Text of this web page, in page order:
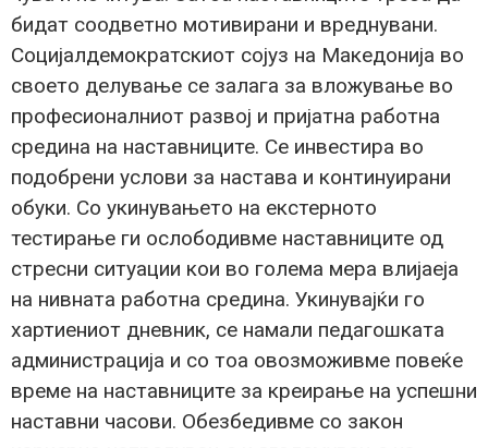
бидат соодветно мотивирани и вреднувани.
Социјалдемократскиот сојуз на Македонија во
своето делување се залага за вложување во
професионалниот развој и пријатна работна
средина на наставниците. Се инвестира во
подобрени услови за настава и континуирани
обуки. Со укинувањето на екстерното
тестирање ги ослободивме наставниците од
стресни ситуации кои во голема мера влијаеја
на нивната работна средина. Укинувајќи го
хартиениот дневник, се намали педагошката
администрација и со тоа овозможивме повеќе
време на наставниците за креирање на успешни
наставни часови. Обезбедивме со закон